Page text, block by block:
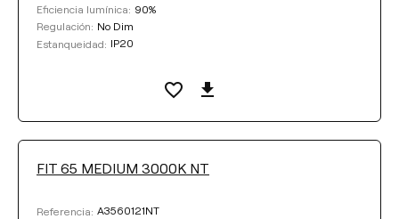
Eficiencia lumínica: 90%
Regulación: No Dim
Estanqueidad: IP20
FIT 65 MEDIUM 3000K NT
Referencia: A3560121NT